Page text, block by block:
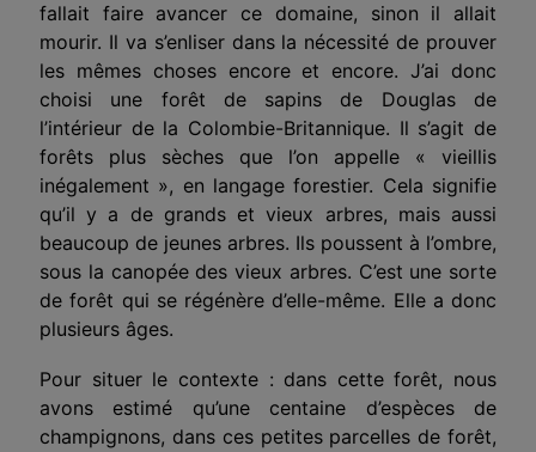
fallait faire avancer ce domaine, sinon il allait
mourir. Il va s’enliser dans la nécessité de prouver
les mêmes choses encore et encore. J’ai donc
choisi une forêt de sapins de Douglas de
l’intérieur de la Colombie-Britannique. Il s’agit de
forêts plus sèches que l’on appelle « vieillis
inégalement », en langage forestier. Cela signifie
qu’il y a de grands et vieux arbres, mais aussi
beaucoup de jeunes arbres. Ils poussent à l’ombre,
sous la canopée des vieux arbres. C’est une sorte
de forêt qui se régénère d’elle-même. Elle a donc
plusieurs âges.
Pour situer le contexte : dans cette forêt, nous
avons estimé qu’une centaine d’espèces de
champignons, dans ces petites parcelles de forêt,